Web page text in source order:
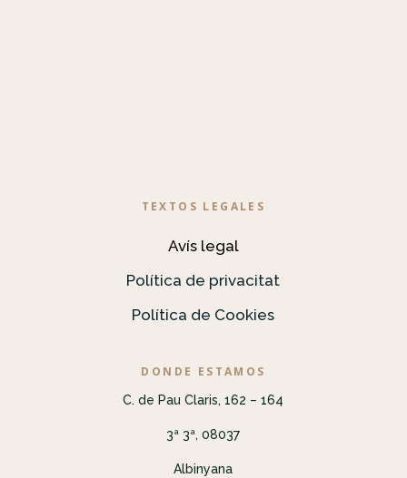
TEXTOS LEGALES
Avís legal
Política de privacitat
Política de Cookies
DONDE ESTAMOS
C. de Pau Claris, 162 – 164
3ª 3ª, 08037
Albinyana